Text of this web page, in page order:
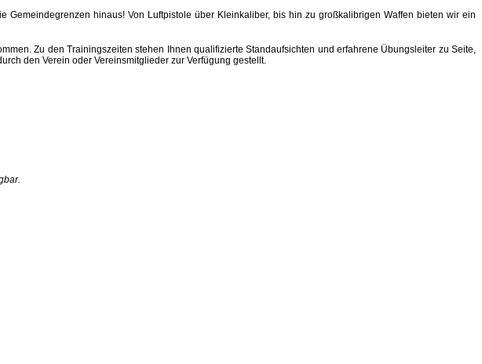
Gemeindegrenzen hinaus! Von Luftpistole über Kleinkaliber, bis hin zu großkalibrigen Waffen bieten wir ein
Zu den Trainingszeiten stehen Ihnen qualifizierte Standaufsichten und erfahrene Übungsleiter zu Seite,
den Verein oder Vereinsmitglieder zur Verfügung gestellt.